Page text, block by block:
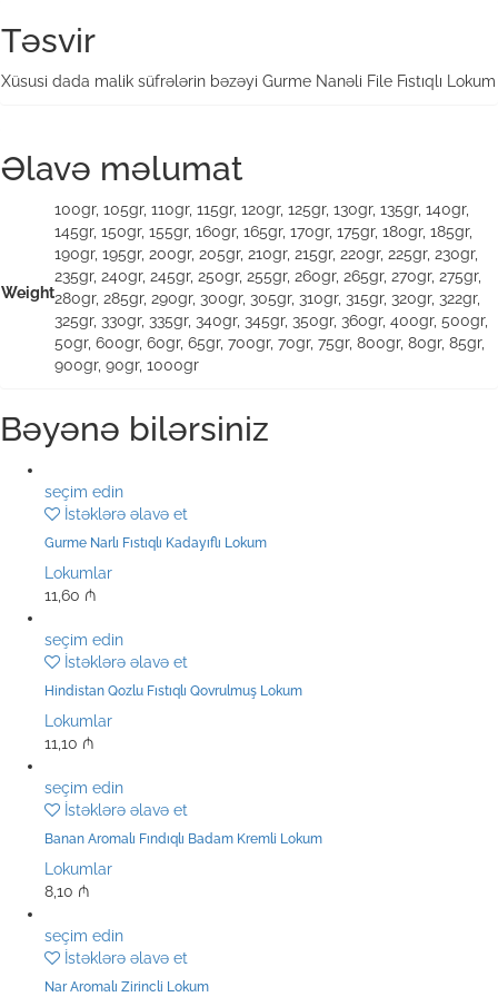
Təsvir
Xüsusi dada malik süfrələrin bəzəyi Gurme Nanəli File Fıstıqlı Lokum
Əlavə məlumat
Weight
100gr, 105gr, 110gr, 115gr, 120gr, 125gr, 130gr, 135gr, 140gr,
145gr, 150gr, 155gr, 160gr, 165gr, 170gr, 175gr, 180gr, 185gr,
190gr, 195gr, 200gr, 205gr, 210gr, 215gr, 220gr, 225gr, 230gr,
235gr, 240gr, 245gr, 250gr, 255gr, 260gr, 265gr, 270gr, 275gr,
280gr, 285gr, 290gr, 300gr, 305gr, 310gr, 315gr, 320gr, 322gr,
325gr, 330gr, 335gr, 340gr, 345gr, 350gr, 360gr, 400gr, 500gr,
50gr, 600gr, 60gr, 65gr, 700gr, 70gr, 75gr, 800gr, 80gr, 85gr,
900gr, 90gr, 1000gr
Bəyənə bilərsiniz
seçim edin
İstəklərə əlavə et
Gurme Narlı Fıstıqlı Kadayıflı Lokum
Lokumlar
11,60 ₼
seçim edin
İstəklərə əlavə et
Hindistan Qozlu Fıstıqlı Qovrulmuş Lokum
Lokumlar
11,10 ₼
seçim edin
İstəklərə əlavə et
Banan Aromalı Fındıqlı Badam Kremli Lokum
Lokumlar
8,10 ₼
seçim edin
İstəklərə əlavə et
Nar Aromalı Zirincli Lokum